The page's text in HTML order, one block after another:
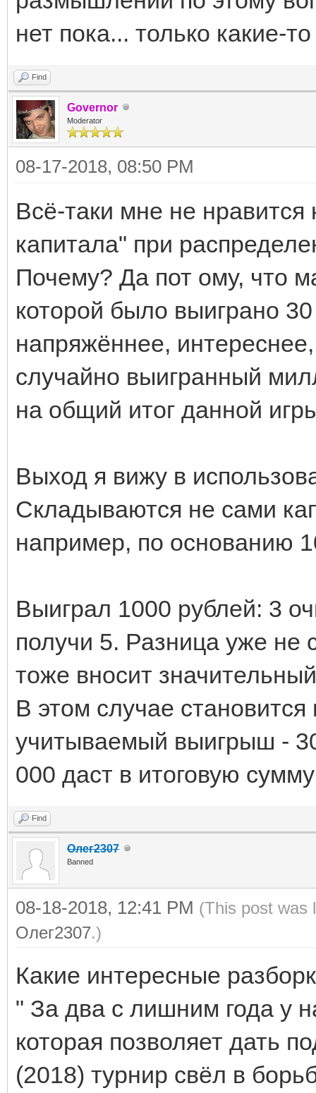
нет пока... только какие-
Find
Governor
Moderator
08-17-2018, 08:50 PM
Всё-таки мне не
капитала" при
Почему? Да пот ому, что
которой было выиграно
напряжённее,
случайно выигранный
на общий итог данной
Выход я вижу в
Складываются не сами
например, по основанию
Выиграл 1000 рублей: 3
получи 5. Разница уже не
тоже вносит
В этом случае
учитываемый выигрыш -
000 даст в итоговую
Find
Олег2307
Banned
08-18-2018, 12:41 PM (This post was
Олег2307.)
Какие интересные
" За два с лишним года у
которая позволяет дать
(2018) турнир свёл в